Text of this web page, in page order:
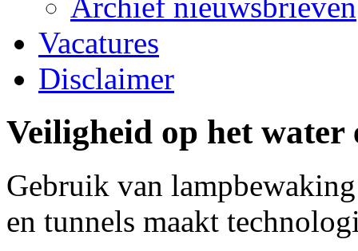
Vacatures
Disclaimer
Veiligheid op het water
Gebruik van
en tunnels maakt